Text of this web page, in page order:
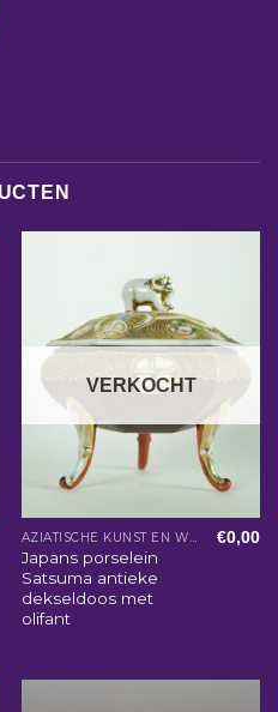
VERKOCHT
Japans porselein
Satsuma antieke
dekseldoos met
olifant
€0,00